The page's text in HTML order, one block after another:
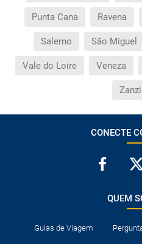
Punta Cana Ravena
Salerno São Miguel
Vale do Loire Veneza
CONECTE
QUEM
Guias de Viagem